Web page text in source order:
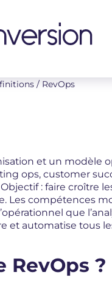
/ RevOps
et un modèle
ops, customer
: faire croître
Les compétences
que
et automatise tous
RevOps ?